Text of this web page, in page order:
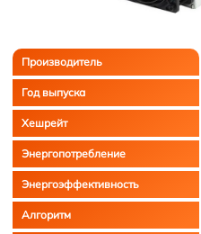
Производитель
Год выпуска
Хешрейт
Энергопотребление
Энергоэффективность
Алгоритм